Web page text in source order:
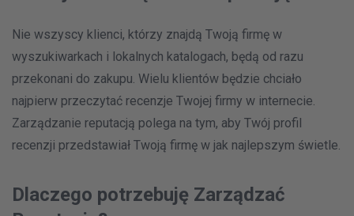
Nie wszyscy klienci, którzy znajdą Twoją firmę w
wyszukiwarkach i lokalnych katalogach, będą od razu
przekonani do zakupu. Wielu klientów będzie chciało
najpierw przeczytać recenzje Twojej firmy w internecie.
Zarządzanie reputacją polega na tym, aby Twój profil
recenzji przedstawiał Twoją firmę w jak najlepszym świetle.
Dlaczego potrzebuję Zarządzać